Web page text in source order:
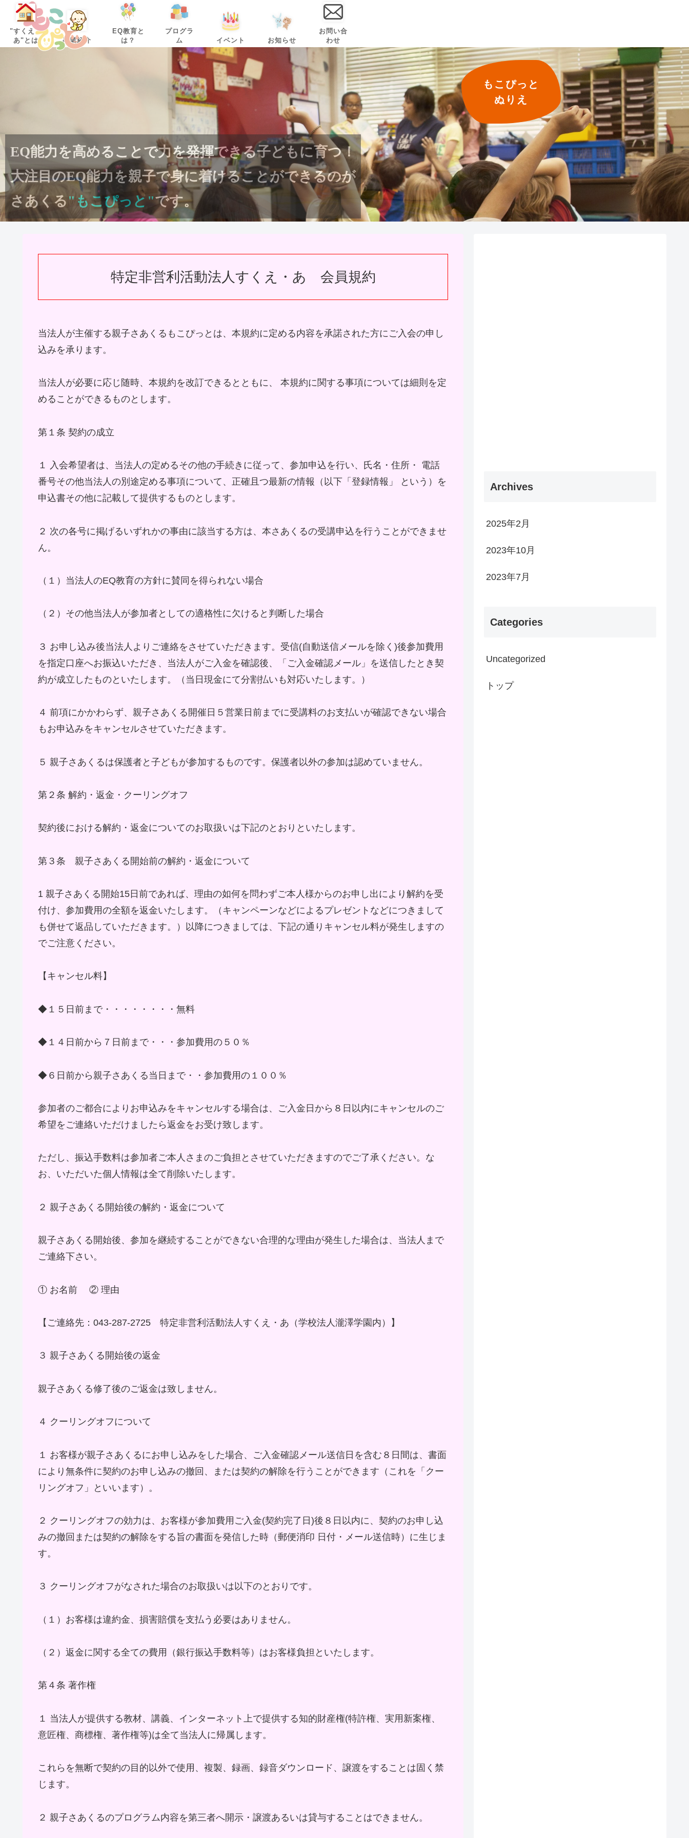
親子さあくるもこぴっと
"すくえ・
あ"とは
事業紹介
EQ教育と
は？
プログラ
ム
イベント お知らせ
お問い合
わせ
EQ能力を高めることで力を発揮できる子どもに育つ！
大注目のEQ能力を親子で身に着けることができるのが
さあくる "もこぴっと"です。
もこぴっと
ぬりえ
特定非営利活動法人すくえ・あ 会員規約
当法人が主催する親子さあくるもこぴっとは、本規約に定める内容を承諾された方にご入会の申し
込みを承ります。
当法人が必要に応じ随時、本規約を改訂できるとともに、 本規約に関する事項については細則を定
めることができるものとします。
第１条 契約の成立
１ 入会希望者は、当法人の定めるその他の手続きに従って、参加申込を行い、氏名・住所・ 電話
番号その他当法人の別途定める事項について、正確且つ最新の情報（以下「登録情報」 という）を
申込書その他に記載して提供するものとします。
２ 次の各号に掲げるいずれかの事由に該当する方は、本さあくるの受講申込を行うことができませ
ん。
（１）当法人のEQ教育の方針に賛同を得られない場合
（２）その他当法人が参加者としての適格性に欠けると判断した場合
３ お申し込み後当法人よりご連絡をさせていただきます。受信(自動送信メールを除く)後参加費用
を指定口座へお振込いただき、当法人がご入金を確認後、「ご入金確認メール」を送信したとき契
約が成立したものといたします。（当日現金にて分割払いも対応いたします。）
４ 前項にかかわらず、親子さあくる開催日５営業日前までに受講料のお支払いが確認できない場合
もお申込みをキャンセルさせていただきます。
５ 親子さあくるは保護者と子どもが参加するものです。保護者以外の参加は認めていません。
第２条 解約・返金・クーリングオフ
契約後における解約・返金についてのお取扱いは下記のとおりといたします。
第３条 親子さあくる開始前の解約・返金について
1 親子さあくる開始15日前であれば、理由の如何を問わずご本人様からのお申し出により解約を受
付け、参加費用の全額を返金いたします。（キャンペーンなどによるプレゼントなどにつきまして
も併せて返品していただきます。）以降につきましては、下記の通りキャンセル料が発生しますの
でご注意ください。
【キャンセル料】
◆１５日前まで・・・・・・・・無料
◆１４日前から７日前まで・・・参加費用の５０％
◆６日前から親子さあくる当日まで・・参加費用の１００％
参加者のご都合によりお申込みをキャンセルする場合は、ご入金日から８日以内にキャンセルのご
希望をご連絡いただけましたら返金をお受け致します。
ただし、振込手数料は参加者ご本人さまのご負担とさせていただきますのでご了承ください。な
お、いただいた個人情報は全て削除いたします。
２ 親子さあくる開始後の解約・返金について
親子さあくる開始後、参加を継続することができない合理的な理由が発生した場合は、当法人まで
ご連絡下さい。
① お名前 ② 理由
【ご連絡先：043-287-2725 特定非営利活動法人すくえ・あ（学校法人瀧澤学園内）】
３ 親子さあくる開始後の返金
親子さあくる修了後のご返金は致しません。
４ クーリングオフについて
１ お客様が親子さあくるにお申し込みをした場合、ご入金確認メール送信日を含む８日間は、書面
により無条件に契約のお申し込みの撤回、または契約の解除を行うことができます（これを「クー
リングオフ」といいます）。
２ クーリングオフの効力は、お客様が参加費用ご入金(契約完了日)後８日以内に、契約のお申し込
みの撤回または契約の解除をする旨の書面を発信した時（郵便消印 日付・メール送信時）に生じま
す。
３ クーリングオフがなされた場合のお取扱いは以下のとおりです。
（１）お客様は違約金、損害賠償を支払う必要はありません。
（２）返金に関する全ての費用（銀行振込手数料等）はお客様負担といたします。
第４条 著作権
１ 当法人が提供する教材、講義、インターネット上で提供する知的財産権(特許権、実用新案権、
意匠権、商標権、著作権等)は全て当法人に帰属します。
これらを無断で契約の目的以外で使用、複製、録画、録音ダウンロード、譲渡をすることは固く禁
じます。
２ 親子さあくるのプログラム内容を第三者へ開示・譲渡あるいは貸与することはできません。
Archives
2025年2月
2023年10月
2023年7月
Categories
Uncategorized
トップ